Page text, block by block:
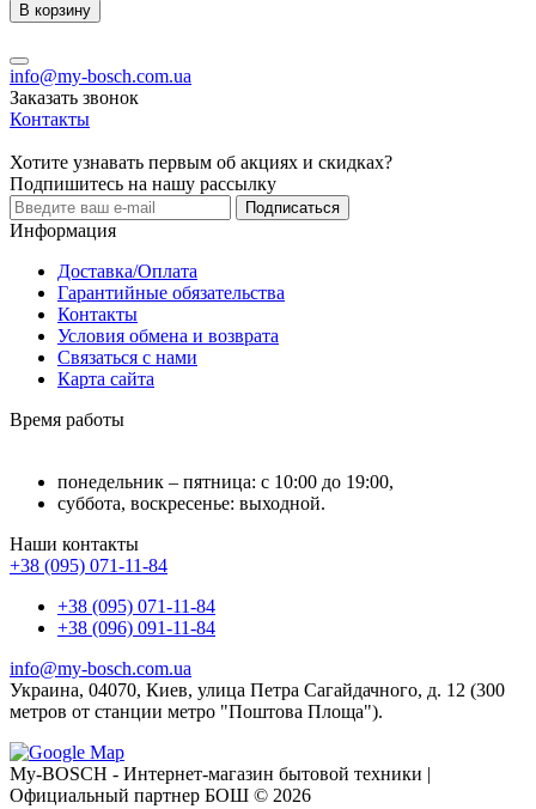
В корзину
info@my-bosch.com.ua
Заказать звонок
Контакты
Хотите узнавать первым об акциях и скидках?
Подпишитесь на нашу рассылку
Подписаться
Информация
Доставка/Оплата
Гарантийные обязательства
Контакты
Условия обмена и возврата
Связаться с нами
Карта сайта
Время работы
понедельник – пятница: с 10:00 до 19:00,
суббота, воскресенье: выходной.
Наши контакты
+38 (095) 071-11-84
+38 (095) 071-11-84
+38 (096) 091-11-84
info@my-bosch.com.ua
Украина, 04070, Киев, улица Петра Сагайдачного, д. 12 (300
метров от станции метро "Поштова Площа").
My-BOSCH - Интернет-магазин бытовой техники |
Официальный партнер БОШ © 2026